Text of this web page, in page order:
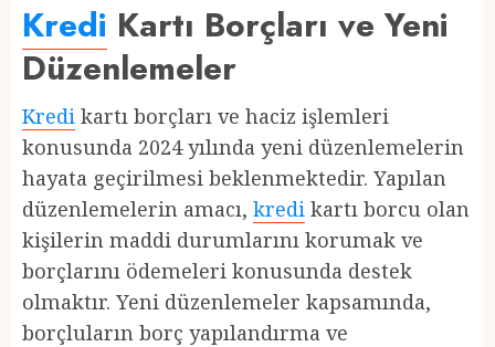
Kredi Kartı Borçları ve Yeni
Düzenlemeler
Kredi kartı borçları ve haciz işlemleri
konusunda 2024 yılında yeni düzenlemelerin
hayata geçirilmesi beklenmektedir. Yapılan
düzenlemelerin amacı, kredi kartı borcu olan
kişilerin maddi durumlarını korumak ve
borçlarını ödemeleri konusunda destek
olmaktır. Yeni düzenlemeler kapsamında,
borçluların borç yapılandırma ve